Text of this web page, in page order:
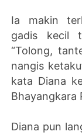
Ia makin
gadis kecil
“Tolong,
nangis
kata Diana
Bhayangkara
Diana pun